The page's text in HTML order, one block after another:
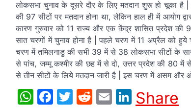
लोकसभा चुनाव के दूसरे दौर के लिए मतदान शुरू हो चूका है |
की 97 सीटों पर मतदान होना था, लेकिन हाल ही में आयोग
कारण गुरुवार को 11 राज्य और एक केंद्र शासित प्रदेश
सात चरणों में चुनाव होना है | पहले चरण में 11 अप्रैल को हुये
चरण में तमिलनाडु की सभी 39 में से 38 लोकसभा सीटों के साथ
से पांच, जम्मू कश्मीर की छह में से दो, उत्तर प्रदेश की 80
से तीन सीटों के लिये मतदान जारी है | इस चरण में असम और
WhatsApp
Facebook
Twitter
Reddit
EmailLinkedIn
Share